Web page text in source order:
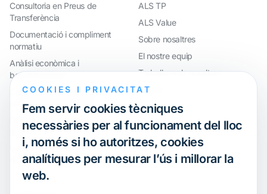
Consultoria en Preus de
Transferència
Documentació i compliment
normatiu
Anàlisi econòmica i
benchmarkings
Compliment internacional i
reorganització de grups
Defensa davant inspeccions i
litigis
Valoracions i operacions
financeres
ALS TP
ALS Value
Sobre nosaltres
El nostre equip
Treballa amb nosaltres
Webinar
COOKIES I PRIVACITAT
Fem servir cookies tècniques
necessàries per al funcionament del lloc
i, només si ho autoritzes, cookies
analítiques per mesurar l’ús i millorar la
web.